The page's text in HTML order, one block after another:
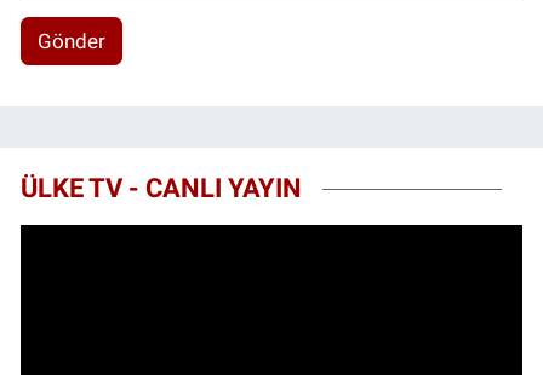
Gönder
ÜLKE TV - CANLI YAYIN